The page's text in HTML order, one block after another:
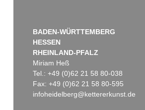
BADEN-WÜRTTEMBERG
HESSEN
RHEINLAND-PFALZ
Miriam Heß
Tel.: +49 (0)62 21 58 80-038
Fax: +49 (0)62 21 58 80-595
infoheidelberg@kettererkunst.de